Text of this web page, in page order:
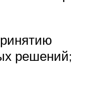
решений;